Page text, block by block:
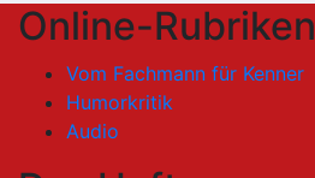
Online-Rubriken
Vom Fachmann für Kenner
Humorkritik
Audio